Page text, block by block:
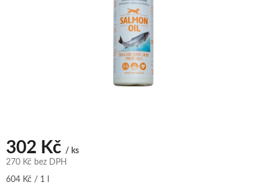
302 Kč / ks
270 Kč bez DPH
Měrná
604 Kč / 1 l